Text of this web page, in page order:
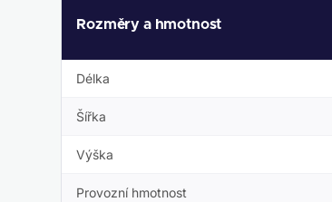
Rozměry a hmotnost
Délka
Šířka
Výška
Provozní hmotnost